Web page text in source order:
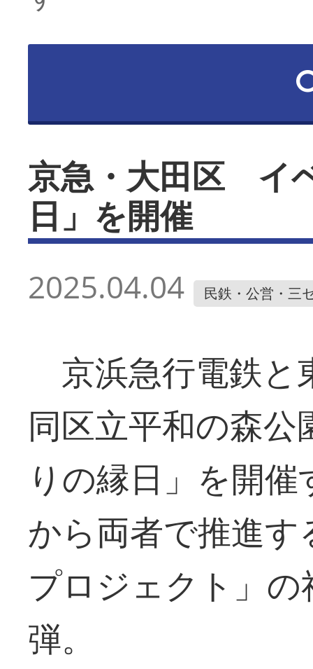
京急・大田区 イ
日」を開催
2025.04.04 民鉄・公営・三
京浜急行電鉄と
同区立平和の森
りの縁日」を開
から両者で推進
プロジェクト」
弾。